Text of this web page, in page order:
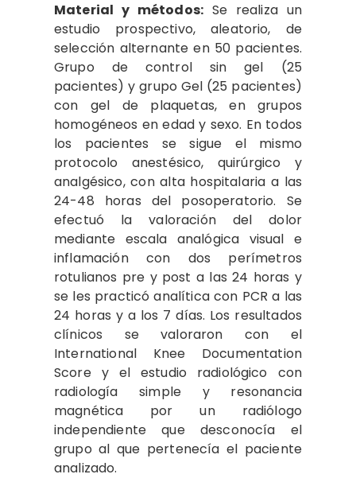
Material y métodos: Se realiza un
estudio prospectivo, aleatorio, de
selección alternante en 50 pacientes.
Grupo de control sin gel (25
pacientes) y grupo Gel (25 pacientes)
con gel de plaquetas, en grupos
homogéneos en edad y sexo. En todos
los pacientes se sigue el mismo
protocolo anestésico, quirúrgico y
analgésico, con alta hospitalaria a las
24-48 horas del posoperatorio. Se
efectuó la valoración del dolor
mediante escala analógica visual e
inflamación con dos perímetros
rotulianos pre y post a las 24 horas y
se les practicó analítica con PCR a las
24 horas y a los 7 días. Los resultados
clínicos se valoraron con el
International Knee Documentation
Score y el estudio radiológico con
radiología simple y resonancia
magnética por un radiólogo
independiente que desconocía el
grupo al que pertenecía el paciente
analizado.